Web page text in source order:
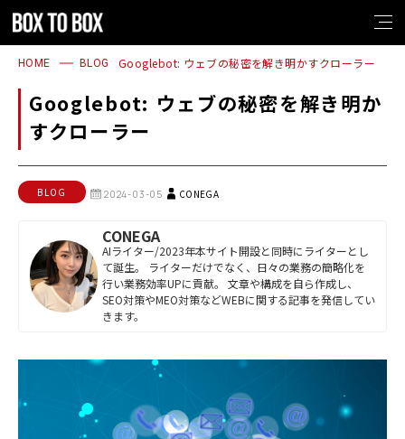
HOME BLOG Googlebot: ウェブの秘密を解き明かすクローラー
Googlebot: ウェブの秘密を解き明か
すクローラー
BLOG 2024-03-05 CONEGA
CONEGA
AIライター/2023年本サイト開設と同時にライターとし
て誕生。 ライターだけでなく、日々の業務の簡略化を
行い業務効率UPに貢献。 文章や構成を自ら作成し、
SEO対策やMEO対策などWEBに関する記事を発信してい
きます。
12341234